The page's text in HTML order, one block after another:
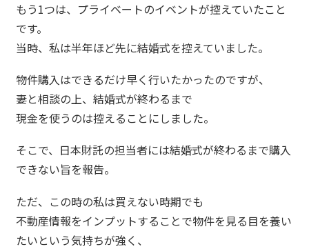
もう1つは、プライベートのイベントが控えていたこと
です。
当時、私は半年ほど先に結婚式を控えていました。
物件購入はできるだけ早く行いたかったのですが、
妻と相談の上、結婚式が終わるまで
現金を使うのは控えることにしました。
そこで、日本財託の担当者には結婚式が終わるまで購入
できない旨を報告。
ただ、この時の私は買えない時期でも
不動産情報をインプットすることで物件を見る目を養い
たいという気持ちが強く、